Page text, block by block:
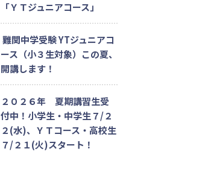
「ＹＴジュニアコース」
難関中学受験 YTジュニアコ
ース（小３生対象）この夏、
開講します！
２０２６年 夏期講習生受
付中！小学生・中学生７/２
２(水)、ＹＴコース・高校生
７/２１(火)スタート！